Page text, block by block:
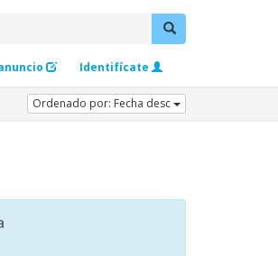
Identifícate
Ordenado por: Fecha desc